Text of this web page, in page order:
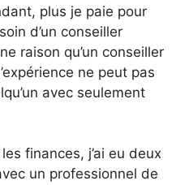
plus je paie pour
d’un conseiller
raison qu’un conseiller
ne peut pas
avec seulement
finances, j’ai eu deux
un professionnel de